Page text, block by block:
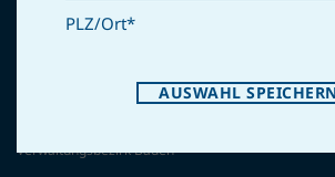
Verwaltungsbezirk Baden
PLZ/Ort*
AUSWAHL